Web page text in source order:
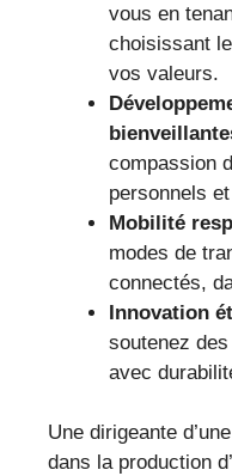
vous en
choisissant
vos valeurs.
compassion
personnels
Mobilité
modes de
connectés,
Innovation
soutenez
avec
Une dirigeante
dans la production